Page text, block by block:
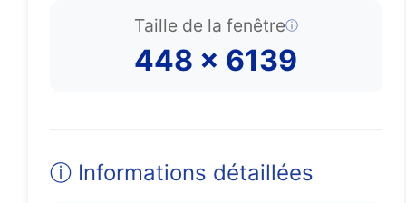
Taille de la fenêtreⓘ
448 × 6139
ⓘ Informations détaillées